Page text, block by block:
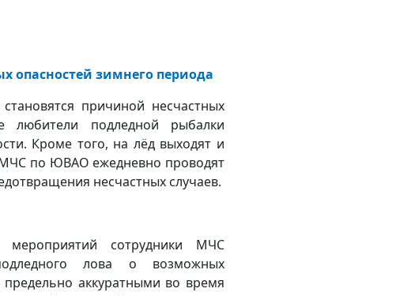
опасностей зимнего периода
причиной несчастных
любители подледной рыбалки
Кроме того, на лёд выходят и
МЧС по ЮВАО ежедневно проводят
несчастных случаев.
мероприятий сотрудники МЧС
лова о возможных
аккуратными во время